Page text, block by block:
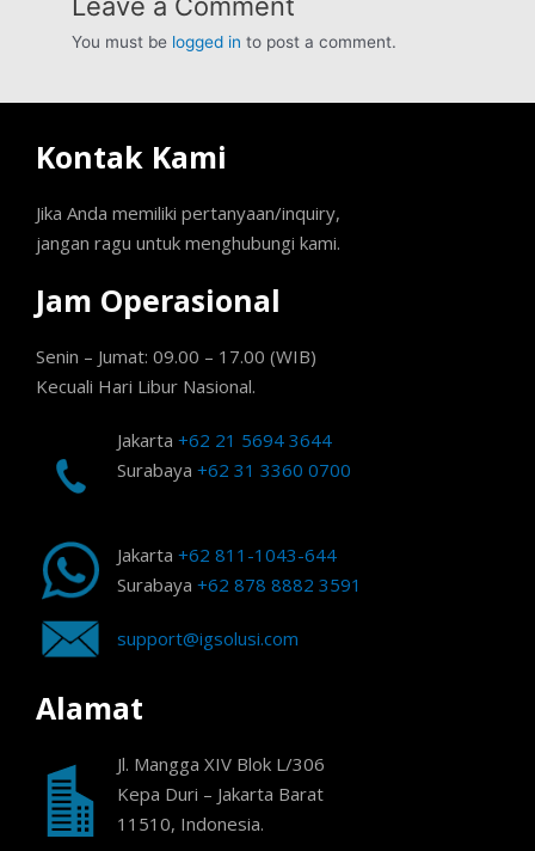
Leave a Comment
You must be logged in to post a comment.
Kontak Kami
Jika Anda memiliki pertanyaan/inquiry,
jangan ragu untuk menghubungi kami.
Jam Operasional
Senin – Jumat: 09.00 – 17.00 (WIB)
Kecuali Hari Libur Nasional.
Jakarta +62 21 5694 3644
Surabaya +62 31 3360 0700
Jakarta +62 811-1043-644
Surabaya +62 878 8882 3591
support@igsolusi.com
Alamat
Jl. Mangga XIV Blok L/306
Kepa Duri – Jakarta Barat
11510, Indonesia.